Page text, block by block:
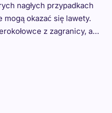
nagłych przypadkach
mogą okazać się lawety.
z zagranicy, a…